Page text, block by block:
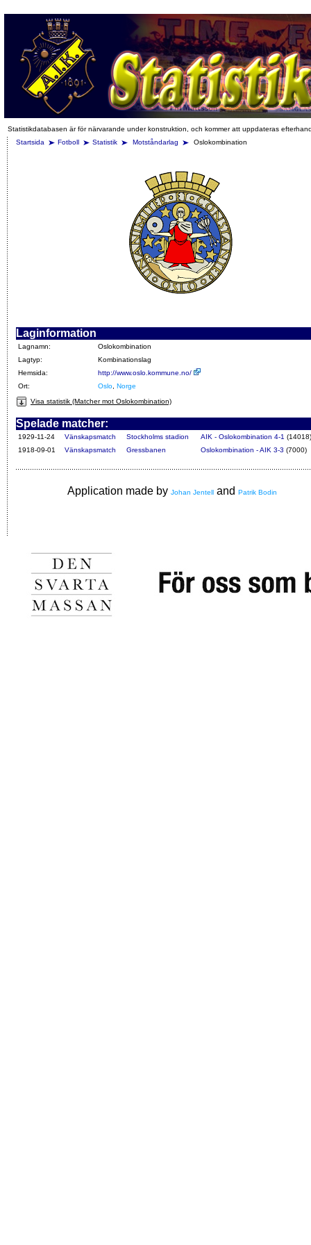
Statistikdatabasen är för närvarande under konstruktion, och kommer att uppdateras
Startsida
Fotboll Statistik Motståndarlag Oslokombination
Laginformation
Lagnamn:
Oslokombination
Lagtyp:
Kombinationslag
Hemsida:
http://www.oslo.kommune.no/
Ort:
Oslo Norge
Visa statistik (Matcher mot Oslokombination)
Spelade matcher:
1929-11-24 Vänskapsmatch Stockholms stadion AIK - Oslokombination 4-1 (14018)
1918-09-01
Vänskapsmatch Gressbanen Oslokombination - AIK 3-3 (7000)
Application made by Johan Jentell and Patrik Bodin